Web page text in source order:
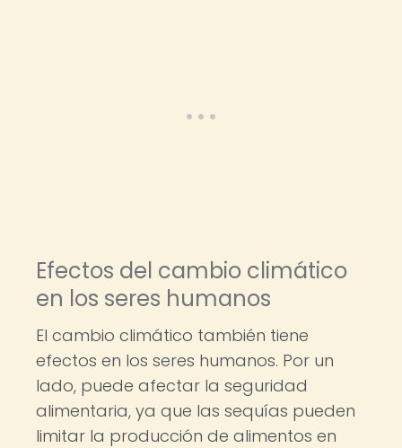
Efectos del cambio climático
en los seres humanos
El cambio climático también tiene
efectos en los seres humanos. Por un
lado, puede afectar la seguridad
alimentaria, ya que las sequías pueden
limitar la producción de alimentos en